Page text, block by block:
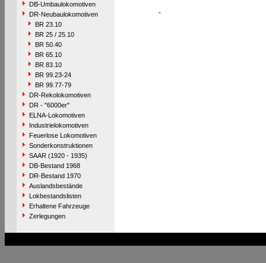
DB-Umbaulokomotiven
DR-Neubaulokomotiven
BR 23.10
BR 25 / 25.10
BR 50.40
BR 65.10
BR 83.10
BR 99.23-24
BR 99.77-79
DR-Rekolokomotiven
DR - "6000er"
ELNA-Lokomotiven
Industrielokomotiven
Feuerlose Lokomotiven
Sonderkonstruktionen
SAAR (1920 - 1935)
DB-Bestand 1968
DR-Bestand 1970
Auslandsbestände
Lokbestandslisten
Erhaltene Fahrzeuge
Zerlegungen
-